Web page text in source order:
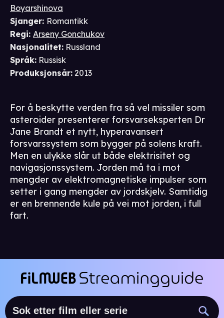
Boyarshinova
Sjanger: Romantikk
Regi: Arseny Gonchukov
Nasjonalitet: Russland
Språk: Russisk
Produksjonsår: 2013
For å beskytte verden fra så vel missiler som
asteroider presenterer forsvarseksperten Dr
Jane Brandt et nytt, hyperavansert
forsvarssystem som bygger på solens kraft.
Men en ulykke slår ut både elektrisitet og
navigasjonssystem. Jorden må ta i mot
mengder av elektromagnetiske impulser som
setter i gang mengder av jordskjelv. Samtidig
er en brennende kule på vei mot jorden, i full
fart.